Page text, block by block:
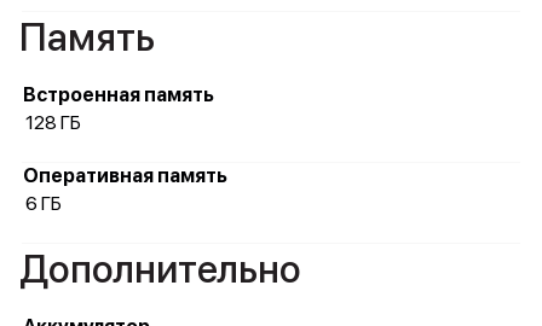
Память
Встроенная память
128 ГБ
Оперативная память
6 ГБ
Дополнительно